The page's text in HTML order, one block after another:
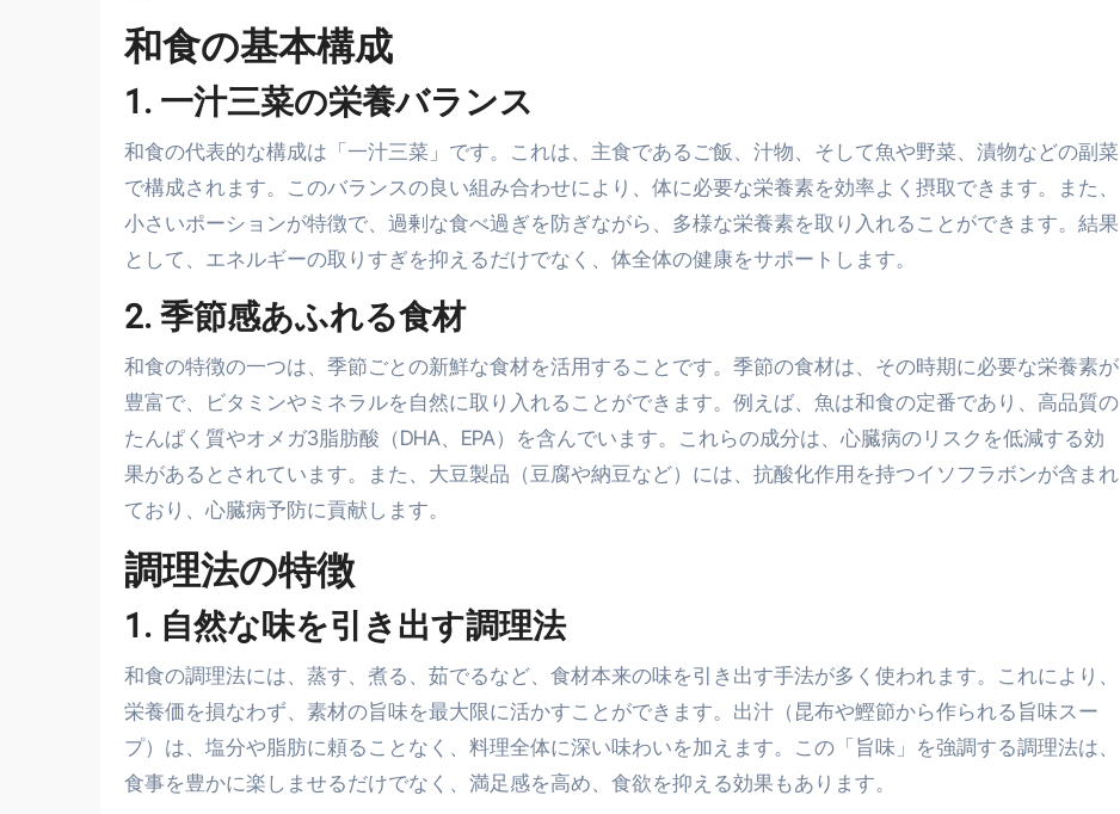
和食の基本構成
1. 一汁三菜の栄養バランス
和食の代表的な構成は「一汁三菜」です。これは、主食であるご飯、汁物、そして魚や野菜、漬物などの副菜
で構成されます。このバランスの良い組み合わせにより、体に必要な栄養素を効率よく摂取できます。また、
小さいポーションが特徴で、過剰な食べ過ぎを防ぎながら、多様な栄養素を取り入れることができます。結果
として、エネルギーの取りすぎを抑えるだけでなく、体全体の健康をサポートします。
2. 季節感あふれる食材
和食の特徴の一つは、季節ごとの新鮮な食材を活用することです。季節の食材は、その時期に必要な栄養素が
豊富で、ビタミンやミネラルを自然に取り入れることができます。例えば、魚は和食の定番であり、高品質の
たんぱく質やオメガ3脂肪酸（DHA、EPA）を含んでいます。これらの成分は、心臓病のリスクを低減する効
果があるとされています。また、大豆製品（豆腐や納豆など）には、抗酸化作用を持つイソフラボンが含まれ
ており、心臓病予防に貢献します。
調理法の特徴
1. 自然な味を引き出す調理法
和食の調理法には、蒸す、煮る、茹でるなど、食材本来の味を引き出す手法が多く使われます。これにより、
栄養価を損なわず、素材の旨味を最大限に活かすことができます。出汁（昆布や鰹節から作られる旨味スー
プ）は、塩分や脂肪に頼ることなく、料理全体に深い味わいを加えます。この「旨味」を強調する調理法は、
食事を豊かに楽しませるだけでなく、満足感を高め、食欲を抑える効果もあります。